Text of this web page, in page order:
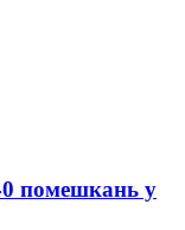
помешкань у